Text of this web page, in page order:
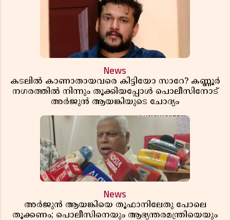
News
കടലിൽ കാണാതായവരെ കിട്ടിയോ സാറേ? കണ്ണൂർ
നഗരത്തിൽ നിന്നും തൂക്കിയപ്പോൾ പൊലീസിനോട്
അർജുൻ ആയങ്കിയുടെ ചോദ്യം
News
അർജുൻ ആയങ്കിയെ തൂഫാനിലേതു പോലെ
തൂക്കണം; പൊലീസിനെയും ആഭ്യന്തരമന്ത്രിയെയും